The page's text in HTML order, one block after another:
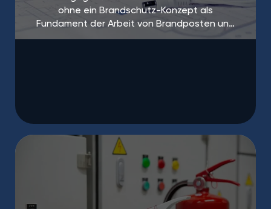
ohne ein Brandschutz-Konzept als
Fundament der Arbeit von Brandposten und
Brandschutzhelfern.